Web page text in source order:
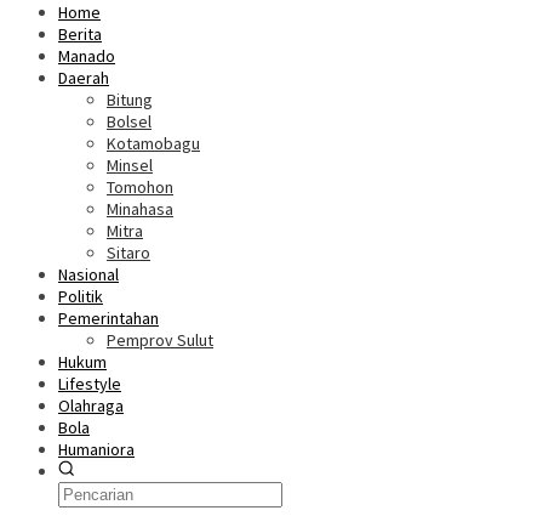
Home
Berita
Manado
Daerah
Bitung
Bolsel
Kotamobagu
Minsel
Tomohon
Minahasa
Mitra
Sitaro
Nasional
Politik
Pemerintahan
Pemprov Sulut
Hukum
Lifestyle
Olahraga
Bola
Humaniora